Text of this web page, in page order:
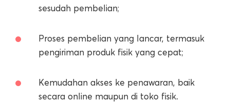
sesudah pembelian;
Proses pembelian yang lancar, termasuk
pengiriman produk fisik yang cepat;
Kemudahan akses ke penawaran, baik
secara online maupun di toko fisik.